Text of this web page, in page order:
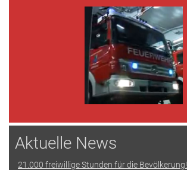
Aktuelle News
21.000 freiwillige Stunden für die Bevölkerung!